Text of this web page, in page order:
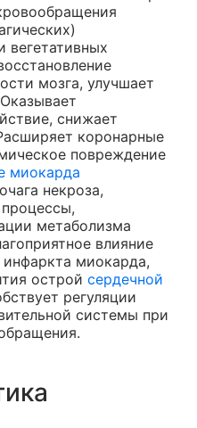
вегетативных
мозга, улучшает
снижает
коронарные
повреждение
миокарда
некроза,
метаболизма
влияние
инфаркта миокарда,
острой сердечной
регуляции
системы при